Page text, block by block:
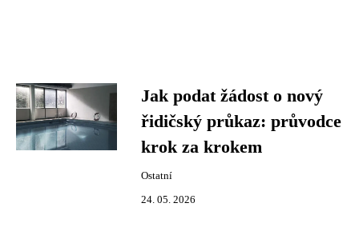
Jak podat žádost o nový
řidičský průkaz: průvodce
krok za krokem
Ostatní
24. 05. 2026